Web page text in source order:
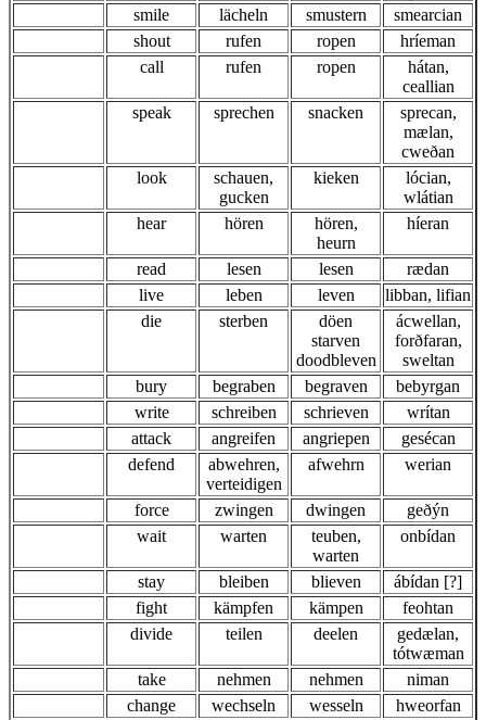
smile
lächeln smustern
smearcian
shout
rufen ropen
hríeman
call
rufen ropen
hátan,
ceallian
speak
sprechen snacken
sprecan,
mælan,
cweðan
look
schauen,
gucken
kieken
lócian,
wlátian
hear
hören
hören,
heurn
híeran
read lesen lesen
rædan
live
leben leven
libban, lifian
die
sterben
döen
starven
doodbleven
ácwellan,
forðfaran,
sweltan
bury
begraben begraven
bebyrgan
write
schreiben schrieven
wrítan
attack
angreifen angriepen
gesécan
defend
abwehren,
verteidigen
afwehrn werian
force zwingen dwingen
geðýn
wait
warten
teuben,
warten
onbídan
stay bleiben blieven
ábídan [?]
fight
kämpfen kämpen
feohtan
divide
teilen deelen
gedælan,
tótwæman
take
nehmen nehmen
niman
change
wechseln wesseln
hweorfan